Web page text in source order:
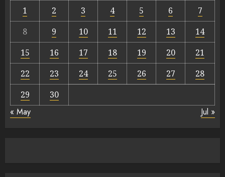
1
2 3 4 5 6
7
8
9 10 11 12 13
14
15
16 17 18 19 20
21
22
23 24 25 26 27
28
29
30
« May Jul »